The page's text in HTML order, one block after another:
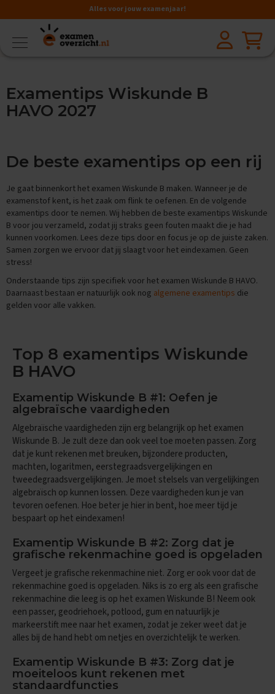
Alles voor jouw examenjaar!
VMBO
a
k
k
r
d
r
i
j
k
s
k
n
d
e
a
m
e
t
i
p
s
O
e
f
e
n
e
x
m
e
n
s
B
i
o
l
o
i
e
Examentips Wiskunde B
HAVO 2027
De beste examentips op een rij
Je gaat binnenkort het examen Wiskunde B maken. Wanneer je de
examenstof kent, is het zaak om flink te oefenen. En de volgende
examentips door te nemen. Wij hebben de beste examentips Wiskunde
B voor jou verzameld, zodat jij straks geen fouten maakt die je had
kunnen voorkomen. Lees deze tips door en focus je op de juiste zaken.
Samen zorgen we ervoor dat jij slaagt voor het eindexamen. Geen
stress!
Onderstaande tips zijn specifiek voor het examen Wiskunde B HAVO.
Daarnaast bestaan er natuurlijk ook nog algemene examentips die
gelden voor alle vakken.
Top 8 examentips Wiskunde
B HAVO
Examentip Wiskunde B #1: Oefen je
algebraïsche vaardigheden
Algebraïsche vaardigheden zijn erg belangrijk op het examen
Wiskunde B. Je zult deze dan ook veel toe moeten passen. Zorg
dat je kunt rekenen met breuken, bijzondere producten,
machten, logaritmen, eerstegraadsvergelijkingen en
tweedegraadsvergelijkingen. Je moet stelsels van vergelijkingen
algebraïsch op kunnen lossen. Deze vaardigheden kun je van
tevoren oefenen. Hoe beter je hier in bent, hoe meer tijd je
bespaart op het eindexamen!
Examentip Wiskunde B #2: Zorg dat je
grafische rekenmachine goed is opgeladen
Vergeet je grafische rekenmachine niet. Zorg er ook voor dat de
rekenmachine goed is opgeladen. Niks is zo erg als een grafische
rekenmachine die leeg is op het examen Wiskunde B! Neem ook
een passer, geodriehoek, potlood, gum en natuurlijk je
markeerstift mee naar het examen, zodat je zeker weet dat je
alles bij de hand hebt om netjes en overzichtelijk te werken.
Examentip Wiskunde B #3: Zorg dat je
moeiteloos kunt rekenen met
standaardfuncties